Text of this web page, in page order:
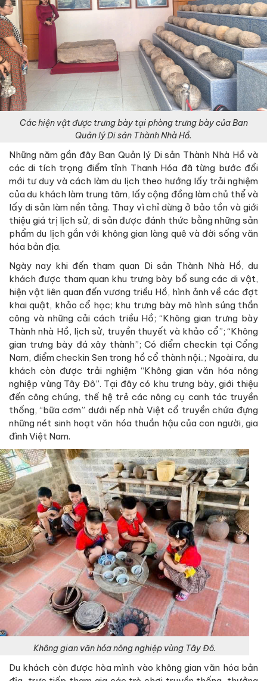
Các hiện vật được trưng bày tại phòng trưng bày của Ban
Quản lý Di sản Thành Nhà Hồ.
Những năm gần đây Ban Quản lý Di sản Thành Nhà Hồ và
các di tích trọng điểm tỉnh Thanh Hóa đã từng bước đổi
mới tư duy và cách làm du lịch theo hướng lấy trải nghiệm
của du khách làm trung tâm, lấy cộng đồng làm chủ thể và
lấy di sản làm nền tảng. Thay vì chỉ dừng ở bảo tồn và giới
thiệu giá trị lịch sử, di sản được đánh thức bằng những sản
phẩm du lịch gắn với không gian làng quê và đời sống văn
hóa bản địa.
Ngày nay khi đến tham quan Di sản Thành Nhà Hồ, du
khách được tham quan khu trưng bày bổ sung các di vật,
hiện vật liên quan đến vương triều Hồ, hình ảnh về các đợt
khai quật, khảo cổ học; khu trưng bày mô hình súng thần
công và những cải cách triều Hồ; “Không gian trưng bày
Thành nhà Hồ, lịch sử, truyền thuyết và khảo cổ”; “Không
gian trưng bày đá xây thành”; Có điểm checkin tại Cổng
Nam, điểm checkin Sen trong hồ cổ thành nội..; Ngoài ra, du
khách còn được trải nghiệm “Không gian văn hóa nông
nghiệp vùng Tây Đô”. Tại đây có khu trưng bày, giới thiệu
đến công chúng, thế hệ trẻ các nông cụ canh tác truyền
thống, “bữa cơm” dưới nếp nhà Việt cổ truyền chứa đựng
những nét sinh hoạt văn hóa thuần hậu của con người, gia
đình Việt Nam.
Không gian văn hóa nông nghiệp vùng Tây Đô.
Du khách còn được hòa mình vào không gian văn hóa bản